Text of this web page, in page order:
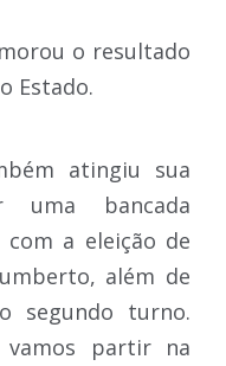
o resultado
Estado.
atingiu sua
uma bancada
com a eleição de
além de
segundo turno.
partir na